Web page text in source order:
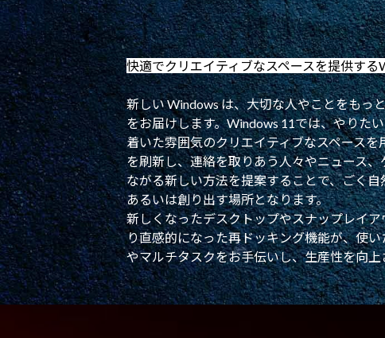
快適でクリエイティブなスペースを提供する
新しい Windows は、大切な人やことをもっ
をお届けします。Windows 11では、やりた
着いた雰囲気のクリエイティブなスペースを
を刷新し、連絡を取りあう人々やニュース
ながる新しい方法を提案することで、ごく
あるいは創り出す場所となります。
新しくなったデスクトップやスナップレイ
り直感的になった再ドッキング機能が、使
やマルチタスクをお手伝いし、生産性を向上